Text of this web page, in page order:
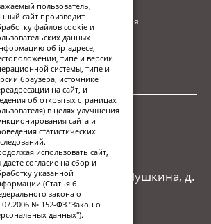
в процессе наполнения
026
г. Абакан, ул.Пушкина, д.
пользователь,
сайт производит
файлов cookie и
данных
об ip-адресе,
типе и версии
системы, типе и
браузера, источнике
на сайт, и
об открытых страницах
в целях улучшения
сайта и
статистических
использовать сайт,
даете согласие на сбор и
указанной
(Статья 6
закона от
№ 152-ФЗ "Закон о
данных").